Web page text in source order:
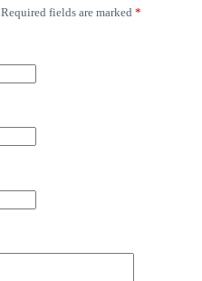
Required fields are marked *